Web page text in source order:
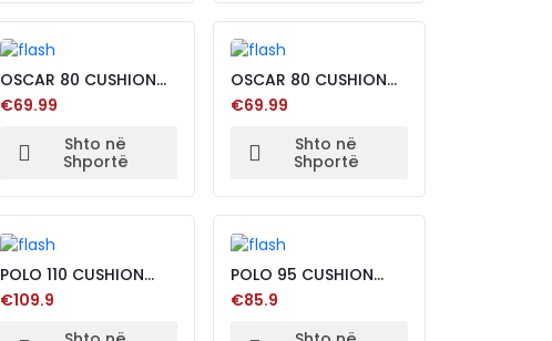
OSCAR 80 CUSHION
BLACK
€69.99
Shto në
Shportë
OSCAR 80 CUSHION
BROWN
€69.99
Shto në
Shportë
POLO 110 CUSHION
BROWN
€109.9
POLO 95 CUSHION
BLACK
€85.9